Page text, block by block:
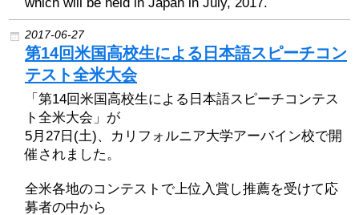
2017-06-27
第14回米国高校生による日本語スピーチコン
テスト全米大会
「第14回米国高校生による日本語スピーチコンテス
ト全米大会」が
5月27日(土)、カリフォルニア大学アーバイン校で開
催されました。
全米各地のコンテストで上位入賞し推薦を受けて応
募者の中から